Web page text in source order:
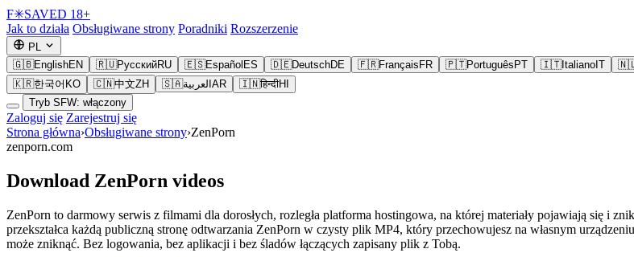
F✳SAVED 18+
Jak to działa Obsługiwane strony Poradniki Rozszerzenie
PL
🇬🇧EnglishEN 🇷🇺РусскийRU 🇪🇸Español ES 🇩🇪DeutschDE 🇫🇷Français FR 🇵🇹Português PT 🇮🇹Italiano IT
🇰🇷한국어 KO 🇨🇳中文ZH 🇸🇦العربية AR 🇮🇳हिन्दीHI
Tryb SFW: włączony
Zaloguj się Zarejestruj się
Strona główna›Obsługiwane strony›ZenPorn
zenporn.com
Download ZenPorn videos
ZenPorn to darmowy serwis z filmami dla dorosłych, rozległa platforma hostingowa, na której materiały pojawiają się i
przekształca każdą publiczną stronę odtwarzania ZenPorn w czysty plik MP4, który przechowujesz na własnym
może zniknąć. Bez logowania, bez aplikacji i bez śladów łączących zapisany plik z Tobą.